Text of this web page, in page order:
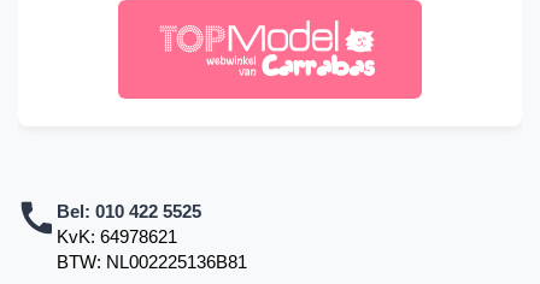
Bel: 010 422 5525
KvK: 64978621
BTW: NL002225136B81